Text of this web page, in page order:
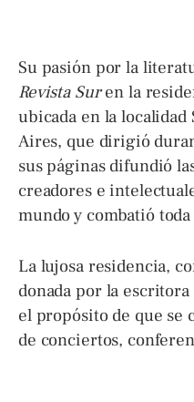
Su pasión por la
Revista Suren la
ubicada en la
Aires, que dirigió
sus páginas difundió
creadores e
mundo y combatió
La lujosa residencia,
donada por la
el propósito de que se
de conciertos,